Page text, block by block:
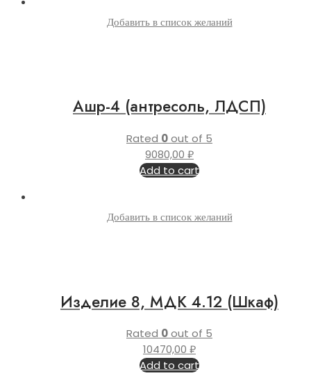
Добавить в список желаний
Ашр-4 (антресоль, ЛДСП)
Rated 0out of 5
9080,00 ₽
Add to cart
Добавить в список желаний
Изделие 8, МДК 4.12 (Шкаф)
Rated 0out of 5
10470,00 ₽
Add to cart